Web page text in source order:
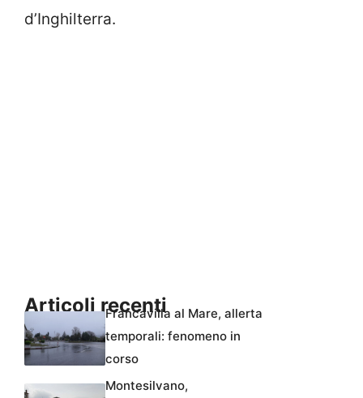
d’Inghilterra.
Articoli recentiFrancavilla al Mare, allerta
temporali: fenomeno in
corso
Montesilvano,